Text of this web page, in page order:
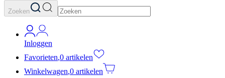
Zoeken
Inloggen
Favorieten,0 artikelen
Winkelwagen,0 artikelen